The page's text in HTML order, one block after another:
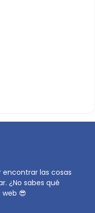
encontrar las cosas
¿No sabes qué
😎